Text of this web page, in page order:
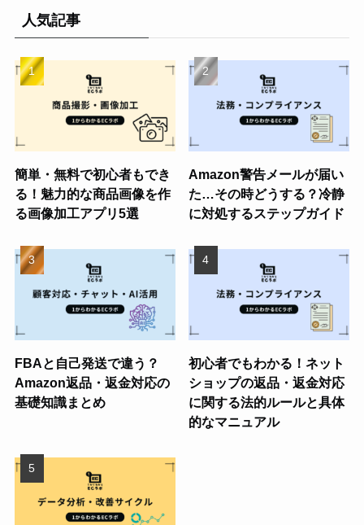
人気記事
簡単・無料で初心者もでき
る！魅力的な商品画像を作
る画像加工アプリ5選
Amazon警告メールが届い
た…その時どうする？冷静
に対処するステップガイド
FBAと自己発送で違う？
Amazon返品・返金対応の
基礎知識まとめ
初心者でもわかる！ネット
ショップの返品・返金対応
に関する法的ルールと具体
的なマニュアル